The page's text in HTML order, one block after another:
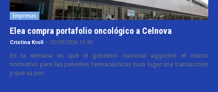
Empresas
Elea compra portafolio oncológico a Celnova
Cristina Kroll - 20/03/2026 10:30
En la semana en que el gobierno nacional aggiornó el marco
normativo para las patentes farmacéuticas tuvo lugar una transacción
y que va por...